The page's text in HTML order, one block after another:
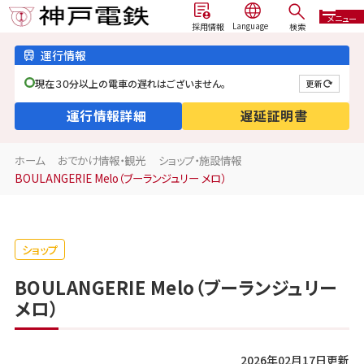
採用情報 検索
メニュー
運行情報
現在３０分以上の電車の遅れはございません。 更新
運行情報詳細 遅延証明書
ホーム おでかけ情報・観光
ショップ・施設情報
BOULANGERIE Melo（ブーランジュリー メロ）
ショップ
BOULANGERIE Melo（ブーランジュリー
メロ）
2026年02月17日更新